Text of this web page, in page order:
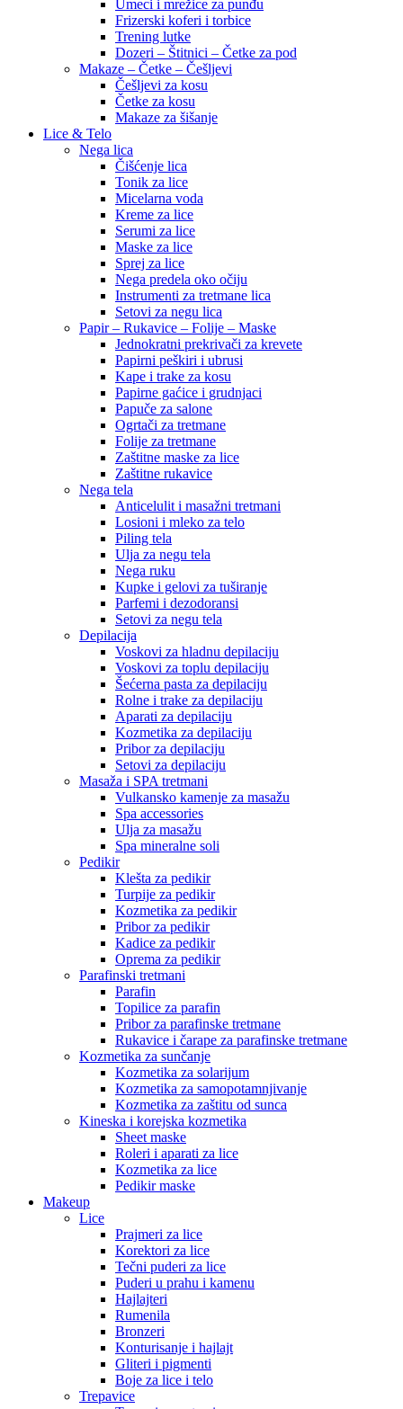
Umeci i mrežice za punđu
Frizerski koferi i torbice
Trening lutke
Dozeri – Štitnici – Četke za pod
Makaze – Četke – Češljevi
Češljevi za kosu
Četke za kosu
Makaze za šišanje
Lice & Telo
Nega lica
Čišćenje lica
Tonik za lice
Micelarna voda
Kreme za lice
Serumi za lice
Maske za lice
Sprej za lice
Nega predela oko očiju
Instrumenti za tretmane lica
Setovi za negu lica
Papir – Rukavice – Folije – Maske
Jednokratni prekrivači za krevete
Papirni peškiri i ubrusi
Kape i trake za kosu
Papirne gaćice i grudnjaci
Papuče za salone
Ogrtači za tretmane
Folije za tretmane
Zaštitne maske za lice
Zaštitne rukavice
Nega tela
Anticelulit i masažni tretmani
Losioni i mleko za telo
Piling tela
Ulja za negu tela
Nega ruku
Kupke i gelovi za tuširanje
Parfemi i dezodoransi
Setovi za negu tela
Depilacija
Voskovi za hladnu depilaciju
Voskovi za toplu depilaciju
Šećerna pasta za depilaciju
Rolne i trake za depilaciju
Aparati za depilaciju
Kozmetika za depilaciju
Pribor za depilaciju
Setovi za depilaciju
Masaža i SPA tretmani
Vulkansko kamenje za masažu
Spa accessories
Ulja za masažu
Spa mineralne soli
Pedikir
Klešta za pedikir
Turpije za pedikir
Kozmetika za pedikir
Pribor za pedikir
Kadice za pedikir
Oprema za pedikir
Parafinski tretmani
Parafin
Topilice za parafin
Pribor za parafinske tretmane
Rukavice i čarape za parafinske tretmane
Kozmetika za sunčanje
Kozmetika za solarijum
Kozmetika za samopotamnjivanje
Kozmetika za zaštitu od sunca
Kineska i korejska kozmetika
Sheet maske
Roleri i aparati za lice
Kozmetika za lice
Pedikir maske
Makeup
Lice
Prajmeri za lice
Korektori za lice
Tečni puderi za lice
Puderi u prahu i kamenu
Hajlajteri
Rumenila
Bronzeri
Konturisanje i hajlajt
Gliteri i pigmenti
Boje za lice i telo
Trepavice